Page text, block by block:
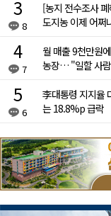
8
[농지 전수조사
도지농 이제 어쩌
7
월 매출 9천만원
농장… "일할 사
6
李대통령 지지율
는 18.8%p 급락